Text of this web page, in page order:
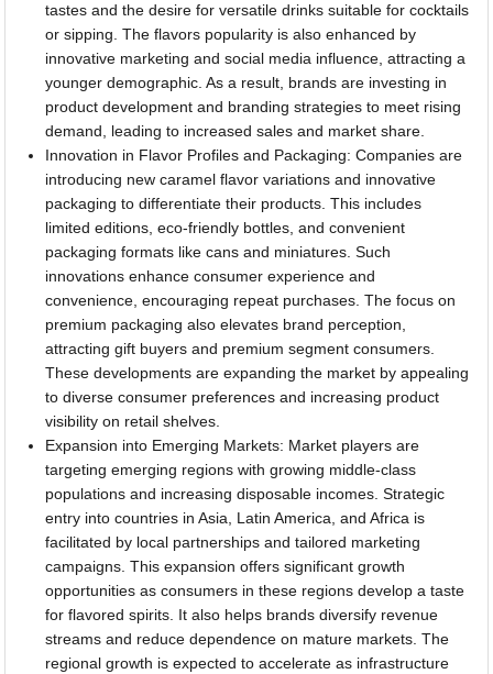
tastes and the desire for versatile drinks suitable for cocktails
or sipping. The flavors popularity is also enhanced by
innovative marketing and social media influence, attracting a
younger demographic. As a result, brands are investing in
product development and branding strategies to meet rising
demand, leading to increased sales and market share.
Innovation in Flavor Profiles and Packaging: Companies are
introducing new caramel flavor variations and innovative
packaging to differentiate their products. This includes
limited editions, eco-friendly bottles, and convenient
packaging formats like cans and miniatures. Such
innovations enhance consumer experience and
convenience, encouraging repeat purchases. The focus on
premium packaging also elevates brand perception,
attracting gift buyers and premium segment consumers.
These developments are expanding the market by appealing
to diverse consumer preferences and increasing product
visibility on retail shelves.
Expansion into Emerging Markets: Market players are
targeting emerging regions with growing middle-class
populations and increasing disposable incomes. Strategic
entry into countries in Asia, Latin America, and Africa is
facilitated by local partnerships and tailored marketing
campaigns. This expansion offers significant growth
opportunities as consumers in these regions develop a taste
for flavored spirits. It also helps brands diversify revenue
streams and reduce dependence on mature markets. The
regional growth is expected to accelerate as infrastructure